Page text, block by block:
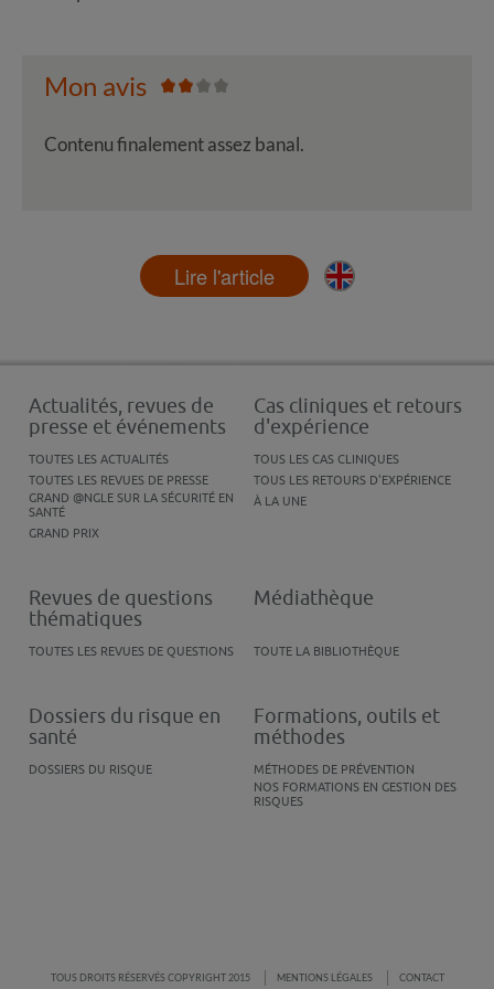
Mon avis
Contenu finalement assez banal.
Lire l'article
Actualités, revues de
presse et événements
TOUTES LES ACTUALITÉS
TOUTES LES REVUES DE PRESSE
GRAND @NGLE SUR LA SÉCURITÉ EN
SANTÉ
GRAND PRIX
Cas cliniques et retours
d'expérience
TOUS LES CAS CLINIQUES
TOUS LES RETOURS D'EXPÉRIENCE
À LA UNE
Revues de questions
thématiques
TOUTES LES REVUES DE QUESTIONS
Médiathèque
TOUTE LA BIBLIOTHÈQUE
Dossiers du risque en
santé
DOSSIERS DU RISQUE
Formations, outils et
méthodes
MÉTHODES DE PRÉVENTION
NOS FORMATIONS EN GESTION DES
RISQUES
TOUS DROITS RÉSERVÉS COPYRIGHT 2015 MENTIONS LÉGALES CONTACT